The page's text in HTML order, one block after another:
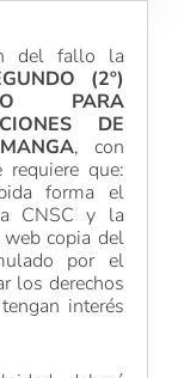
del fallo la
(2º)
PARA
DE
, con
que:
forma el
CNSC y la
copia del
por el
los derechos
interés